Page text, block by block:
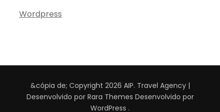
Wordpress
&cópia de; Copyright 2026 AIP. Travel Agency |
Desenvolvido por Rara Themes Desenvolvido por
WordPress .